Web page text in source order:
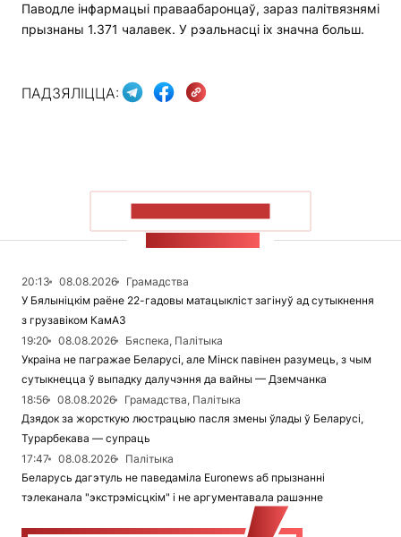
Паводле інфармацыі праваабаронцаў, зараз палітвязнямі
прызнаны 1.371 чалавек. У рэальнасці іх значна больш.
ПАДЗЯЛІЦЦА:
20:13 08.08.2026
Грамадства
У Бялыніцкім раёне 22-гадовы матацыкліст загінуў ад сутыкнення
з грузавіком КамАЗ
19:20
08.08.2026
Бяспека, Палітыка
Украіна не пагражае Беларусі, але Мінск павінен разумець, з чым
сутыкнецца ў выпадку далучэння да вайны — Дземчанка
18:56
08.08.2026
Грамадства, Палітыка
Дзядок за жорсткую люстрацыю пасля змены ўлады ў Беларусі,
Турарбекава — супраць
17:47
08.08.2026
Палітыка
Беларусь дагэтуль не паведаміла Euronews аб прызнанні
тэлеканала "экстрэмісцкім" і не аргументавала рашэнне